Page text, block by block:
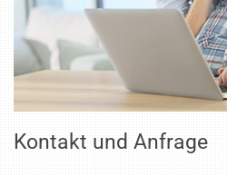
Kontakt und Anfrage